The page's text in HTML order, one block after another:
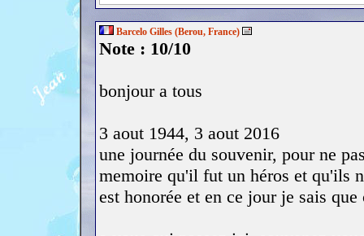
Barcelo Gilles (Berou, France)
Note : 10/10
bonjour a tous
3 aout 1944, 3 aout 2016
une journée du souvenir, pour ne
memoire qu'il fut un héros et qu'ils
est honorée et en ce jour je sais